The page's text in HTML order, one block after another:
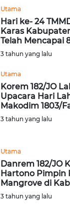
Utama
Hari ke- 24
Karas
Telah Mencapai
3 tahun yang lalu
Utama
Korem 182/JO
Upacara Hari
Makodim 1803/
3 tahun yang lalu
Utama
Danrem 182/JO
Hartono Pimpin
Mangrove di
3 tahun yang lalu